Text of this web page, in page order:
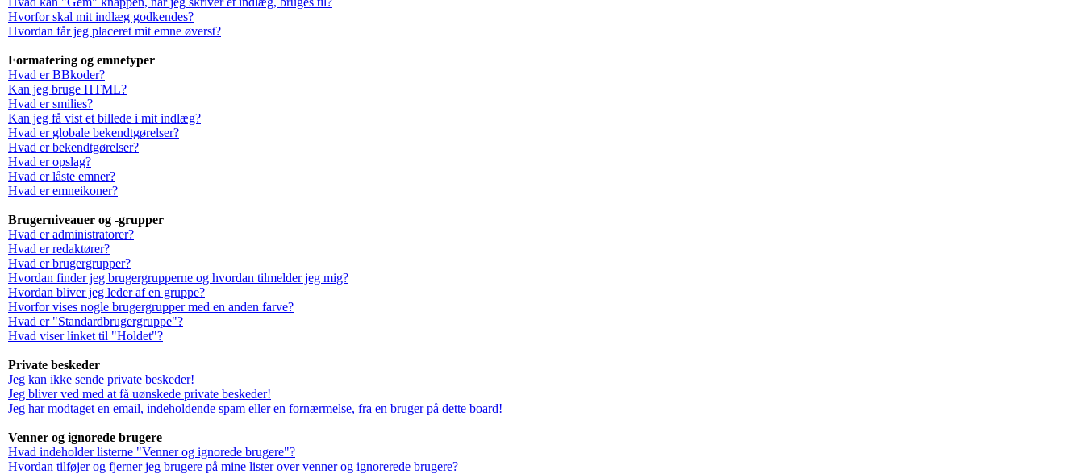
Hvorfor skal mit indlæg godkendes?
Hvordan får jeg placeret mit emne øverst?
Formatering og emnetyper
Hvad er BBkoder?
Kan jeg bruge HTML?
Hvad er smilies?
Kan jeg få vist et billede i mit indlæg?
Hvad er globale bekendtgørelser?
Hvad er bekendtgørelser?
Hvad er opslag?
Hvad er låste emner?
Hvad er emneikoner?
Brugerniveauer og -grupper
Hvad er administratorer?
Hvad er redaktører?
Hvad er brugergrupper?
Hvordan finder jeg brugergrupperne og hvordan tilmelder jeg mig?
Hvordan bliver jeg leder af en gruppe?
Hvorfor vises nogle brugergrupper med en anden farve?
Hvad er "Standardbrugergruppe"?
Hvad viser linket til "Holdet"?
Private beskeder
Jeg kan ikke sende private beskeder!
Jeg bliver ved med at få uønskede private beskeder!
Jeg har modtaget en email, indeholdende spam eller en fornærmelse, fra en bruger på dette board!
Venner og ignorede brugere
Hvad indeholder listerne "Venner og ignorede brugere"?
Hvordan tilføjer og fjerner jeg brugere på mine lister over venner og ignorerede brugere?